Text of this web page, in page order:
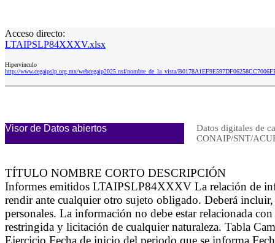
Acceso directo:
LTAIPSLP84XXXV.xlsx
Hipervinculo
http://www.cegaipslp.org.mx/webcegaip2025.nsf/nombre_de_la_vista/
Visor de Datos abiertos
Datos digitales de
CONAIP/SNT/
TÍTULO NOMBRE CORTO DESCRIPCIÓN
Informes emitidos LTAIPSLP84XXXV La relación de
rendir ante cualquier otro sujeto obligado. Deberá
personales. La información no debe estar relacionada
restringida y licitación de cualquier naturaleza. Tabla
Ejercicio Fecha de inicio del periodo que se informa